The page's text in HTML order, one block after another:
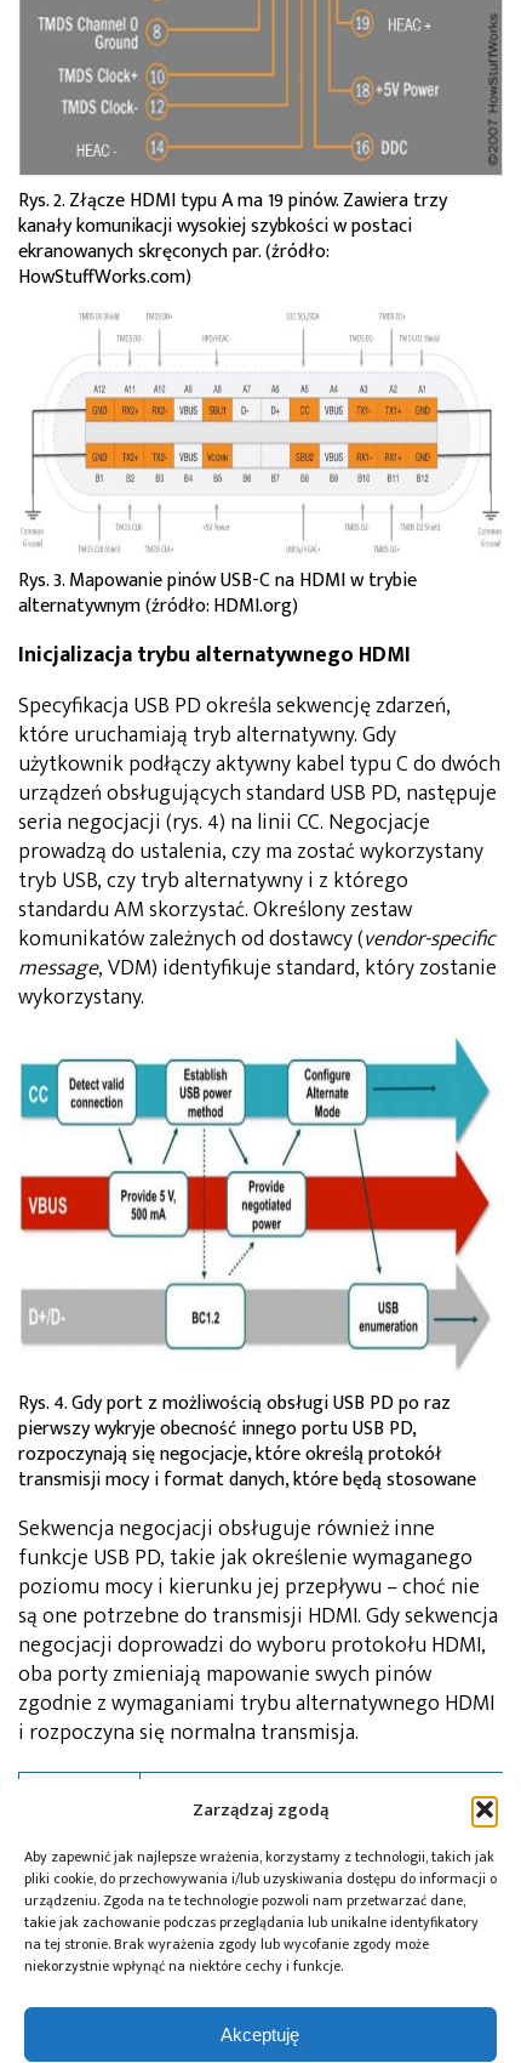
Zarządzaj zgodą
Aby zapewnić jak najlepsze wrażenia, korzystamy z technologii, takich jak
pliki cookie, do przechowywania i/lub uzyskiwania dostępu do informacji o
urządzeniu. Zgoda na te technologie pozwoli nam przetwarzać dane,
takie jak zachowanie podczas przeglądania lub unikalne identyfikatory
na tej stronie. Brak wyrażenia zgody lub wycofanie zgody może
niekorzystnie wpłynąć na niektóre cechy i funkcje.
Akceptuję
Rys. 2. Złącze HDMI typu A ma 19 pinów. Zawiera trzy
kanały komunikacji wysokiej szybkości w postaci
ekranowanych skręconych par. (źródło:
HowStuffWorks.com)
Rys. 3. Mapowanie pinów USB-C na HDMI w trybie
alternatywnym (źródło: HDMI.org)
Inicjalizacja trybu alternatywnego HDMI
Specyfikacja USB PD określa sekwencję zdarzeń,
które uruchamiają tryb alternatywny. Gdy
użytkownik podłączy aktywny kabel typu C do dwóch
urządzeń obsługujących standard USB PD, następuje
seria negocjacji (rys. 4) na linii CC. Negocjacje
prowadzą do ustalenia, czy ma zostać wykorzystany
tryb USB, czy tryb alternatywny i z którego
standardu AM skorzystać. Określony zestaw
komunikatów zależnych od dostawcy (vendor-specific
message, VDM) identyfikuje standard, który zostanie
wykorzystany.
Rys. 4. Gdy port z możliwością obsługi USB PD po raz
pierwszy wykryje obecność innego portu USB PD,
rozpoczynają się negocjacje, które określą protokół
transmisji mocy i format danych, które będą stosowane
Sekwencja negocjacji obsługuje również inne
funkcje USB PD, takie jak określenie wymaganego
poziomu mocy i kierunku jej przepływu – choć nie
są one potrzebne do transmisji HDMI. Gdy sekwencja
negocjacji doprowadzi do wyboru protokołu HDMI,
oba porty zmieniają mapowanie swych pinów
zgodnie z wymaganiami trybu alternatywnego HDMI
i rozpoczyna się normalna transmisja.
Autor:Paul Pickering
Tagi:Mouser Electronics,USB,USB-C,USB-PD